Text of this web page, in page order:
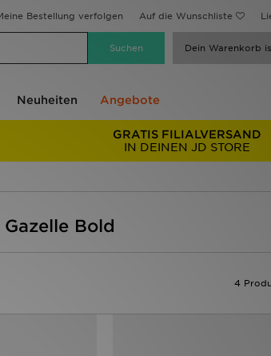
Bestellung verfolgen Auf die Wunschliste
Dein Warenkorb
Neuheiten Angebote
GRATIS FILIALVERSAND
IN DEINEN JD STORE
Bold
4